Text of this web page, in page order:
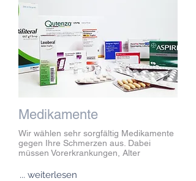
Medikamente
Wir wählen sehr sorgfältig Medikamente
gegen Ihre Schmerzen aus. Dabei
müssen Vorerkrankungen, Alter
... weiterlesen